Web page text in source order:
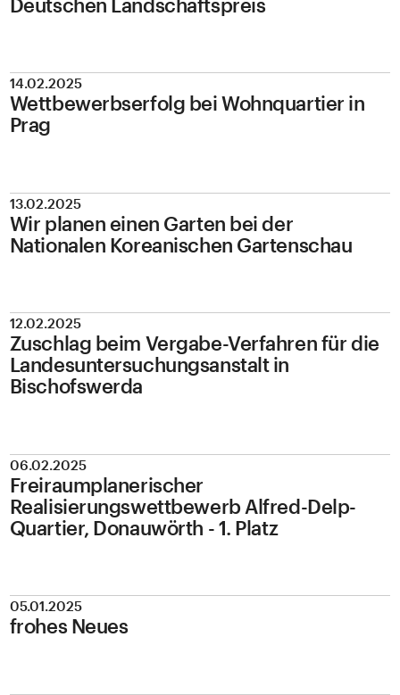
Deutschen Landschaftspreis
14.02.2025
Wettbewerbserfolg bei Wohnquartier in
Prag
13.02.2025
Wir planen einen Garten bei der
Nationalen Koreanischen Gartenschau
12.02.2025
Zuschlag beim Vergabe-Verfahren für die
Landesuntersuchungsanstalt in
Bischofswerda
06.02.2025
Freiraumplanerischer
Realisierungswettbewerb Alfred-Delp-
Quartier, Donauwörth - 1. Platz
05.01.2025
frohes Neues